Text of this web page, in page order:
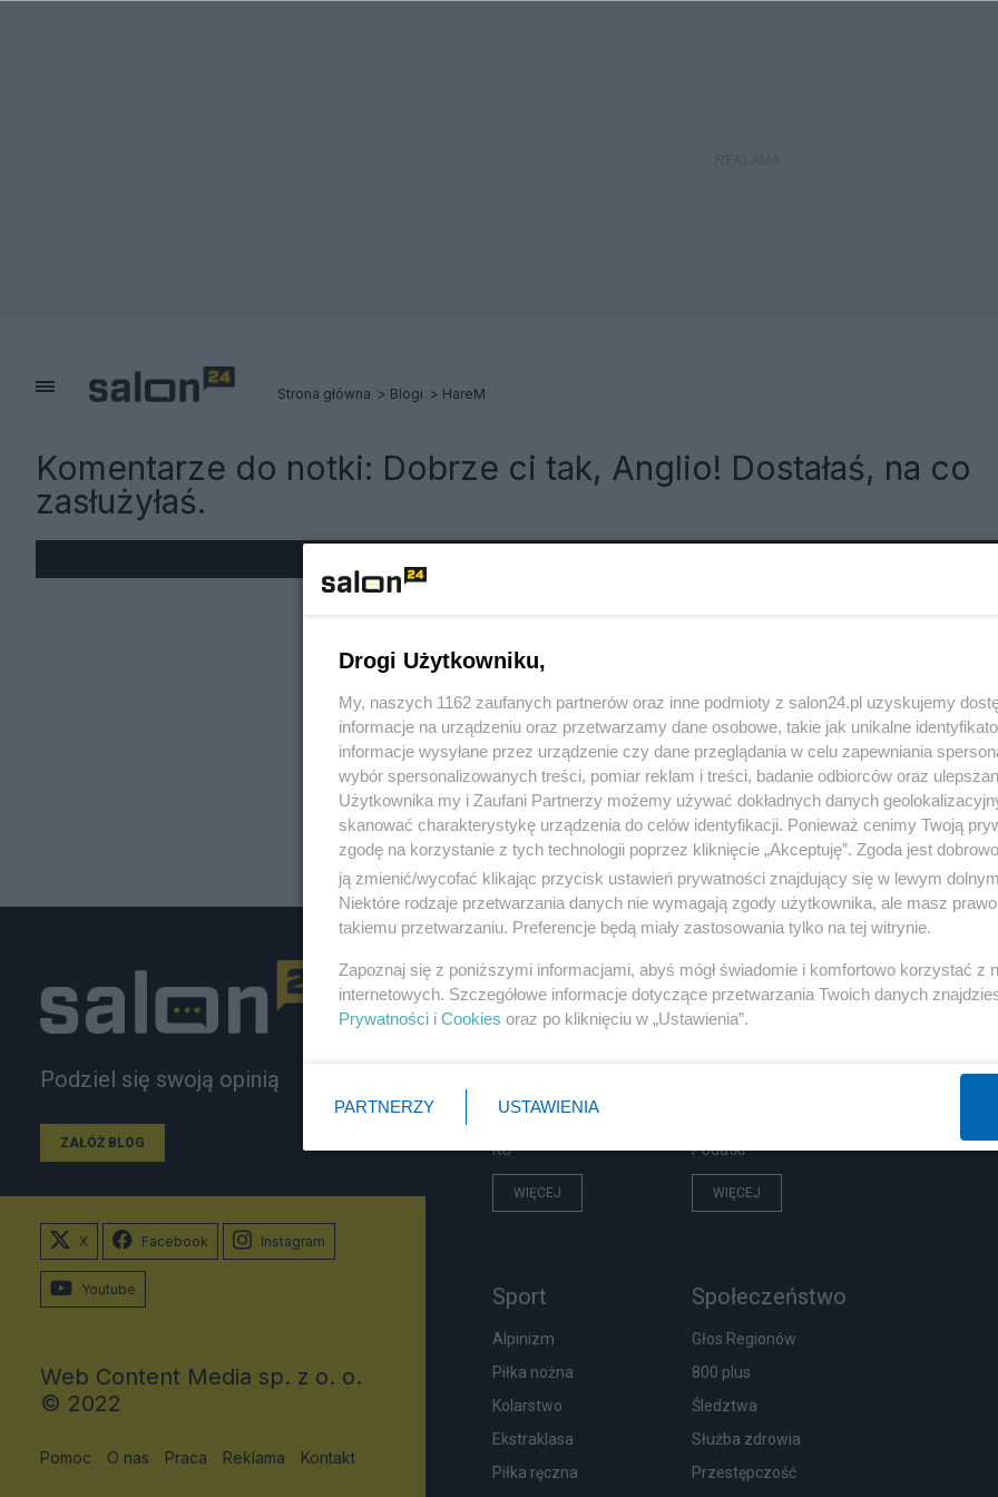
Strona główna Blogi HareM
Komentarze do notki: Dobrze ci tak, Anglio! Dostałaś, na co
zasłużyłaś.
Podziel się swoją opinią
ZAŁÓŻ BLOG
Polityka
PiS
NATO
KO
WIĘCEJ
Gospodarka
Biznes
Podatki
WIĘCEJ
Sport
Alpinizm
Piłka nożna
Kolarstwo
Ekstraklasa
Piłka ręczna
Społeczeństwo
Głos Regionów
800 plus
Śledztwa
Służba zdrowia
Przestępczość
X Facebook Instagram
Youtube
Web Content Media sp. z o. o.
© 2022
Pomoc O nas Praca Reklama Kontakt
Drogi Użytkowniku,
My, naszych 1162 zaufanych partnerów oraz inne podmioty z salon24.pl uzyskujemy
informacje na urządzeniu oraz przetwarzamy dane osobowe, takie jak unikalne
informacje wysyłane przez urządzenie czy dane przeglądania w celu zapewniania
wybór spersonalizowanych treści, pomiar reklam i treści, badanie odbiorców oraz
Użytkownika my i Zaufani Partnerzy możemy używać dokładnych danych
skanować charakterystykę urządzenia do celów identyfikacji. Ponieważ cenimy Twoją
zgodę na korzystanie z tych technologii poprzez kliknięcie „Akceptuję”. Zgoda jest
ją zmienić/wycofać klikając przycisk ustawień prywatności znajdujący się w lewym
Niektóre rodzaje przetwarzania danych nie wymagają zgody użytkownika, ale masz
takiemu przetwarzaniu. Preferencje będą miały zastosowania tylko na tej witrynie.
Zapoznaj się z poniższymi informacjami, abyś mógł świadomie i komfortowo korzystać z
internetowych. Szczegółowe informacje dotyczące przetwarzania Twoich danych
Prywatności i Cookies oraz po kliknięciu w „Ustawienia”.
PARTNERZY USTAWIENIA